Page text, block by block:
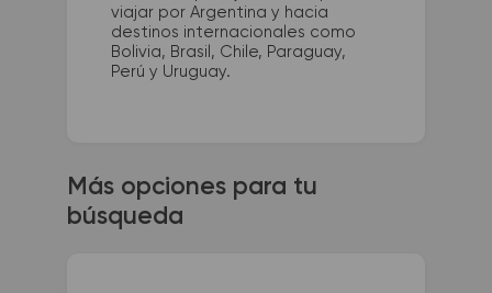
viajar por Argentina y hacia
destinos internacionales como
Bolivia, Brasil, Chile, Paraguay,
Perú y Uruguay.
Más opciones para tu
búsqueda